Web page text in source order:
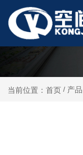
当前位置：首页 / 产品